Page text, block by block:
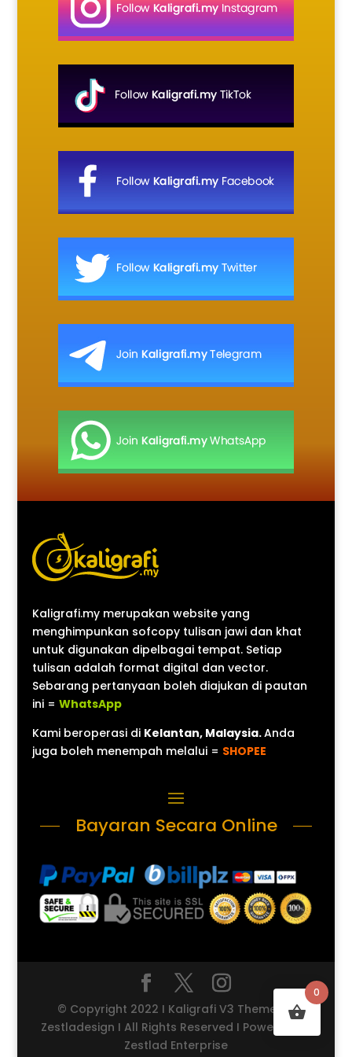
Kaligrafi.my merupakan website yang
menghimpunkan sofcopy tulisan jawi dan khat
untuk digunakan dipelbagai tempat. Setiap
tulisan adalah format digital dan vector.
Sebarang pertanyaan boleh diajukan di pautan
ini = WhatsApp
Kami beroperasi di Kelantan, Malaysia.Anda
juga boleh menempah melalui = SHOPEE
Bayaran Secara Online
© Copyright 2022 I Kaligrafi V3 Theme by
Zestladesign I All Rights Reserved I Powered by
Zestlad Enterprise
0